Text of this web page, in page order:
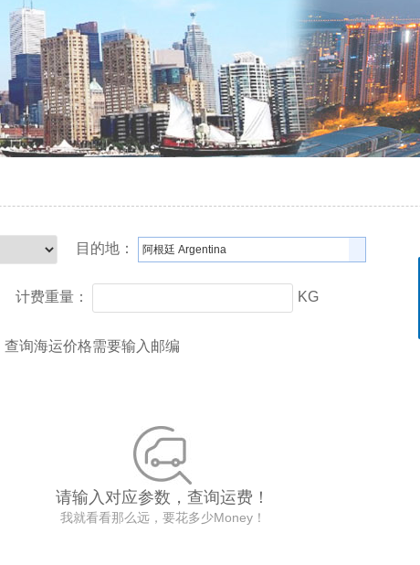
目的地：
计费重量： KG
查询海运价格需要输入邮编
请输入对应参数，查询运费！
我就看看那么远，要花多少Money！